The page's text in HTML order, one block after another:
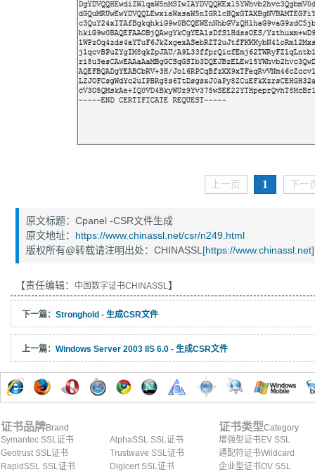
上一页 1 下一
原文标题：Cpanel -CSR文件生成
原文地址： https://www.chinassl.net/csr/n249.html
版权所有@转载请注明出处：CHINASSL[https://www.chinassl.net]
【责任编辑： 中国数字证书CHINASSL】
下一篇： Stronghold - 生成CSR文件
上一篇： Windows Server 2003 IIS 6.0 - 生成CSR文件
证书品牌Brand
Symantec SSL证书
Geotrust SSL证书
RapidSSL SSL证书
AlphaSSL SSL证书
Trustwave SSL证书
Digicert SSL证书
证书类型Category
增强型证书EV SSL
通配符证书Wildcard
企业型证书OV SSL